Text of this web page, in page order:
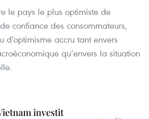
le pays le plus optimiste de
confiance des consommateurs,
d’optimisme accru tant envers
qu’envers la situation
investit